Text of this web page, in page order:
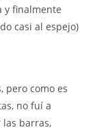
y finalmente
casi al espejo)
pero como es
no fuí a
barras,